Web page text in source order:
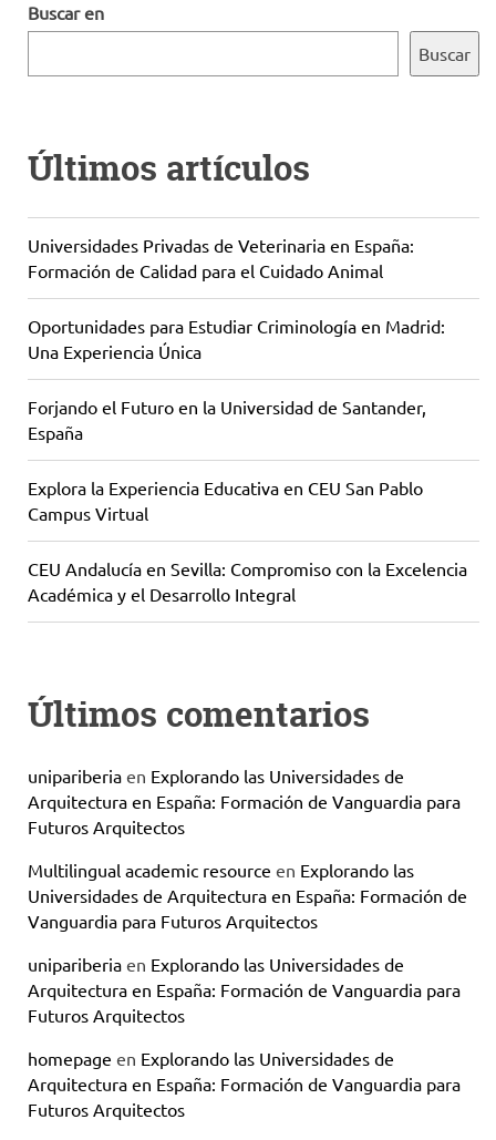
Buscar en
Buscar
Últimos artículos
Universidades Privadas de Veterinaria en España:
Formación de Calidad para el Cuidado Animal
Oportunidades para Estudiar Criminología en Madrid:
Una Experiencia Única
Forjando el Futuro en la Universidad de Santander,
España
Explora la Experiencia Educativa en CEU San Pablo
Campus Virtual
CEU Andalucía en Sevilla: Compromiso con la Excelencia
Académica y el Desarrollo Integral
Últimos comentarios
unipariberia en Explorando las Universidades de
Arquitectura en España: Formación de Vanguardia para
Futuros Arquitectos
Multilingual academic resource en Explorando las
Universidades de Arquitectura en España: Formación de
Vanguardia para Futuros Arquitectos
unipariberia en Explorando las Universidades de
Arquitectura en España: Formación de Vanguardia para
Futuros Arquitectos
homepage en Explorando las Universidades de
Arquitectura en España: Formación de Vanguardia para
Futuros Arquitectos